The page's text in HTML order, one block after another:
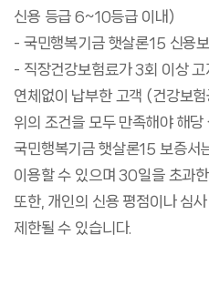
신용 등급 6~10등급 이내)
- 국민행복기금 햇살론15 신용
- 직장건강보험료가 3회 이상
연체없이 납부한 고객 (건강보
위의 조건을 모두 만족해야 해당
국민행복기금 햇살론15 보증서
이용할 수 있으며 30일을 초과
또한, 개인의 신용 평점이나 심
제한될 수 있습니다.